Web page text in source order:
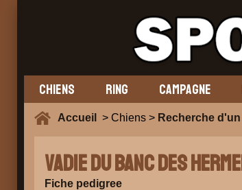
CHIENS RING CAMPAGNE
Accueil > Chiens > Recherche
VADIE DU BANC DES
Fiche pedigree